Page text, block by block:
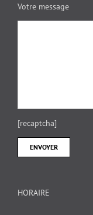
Votre message
[recaptcha]
HORAIRE